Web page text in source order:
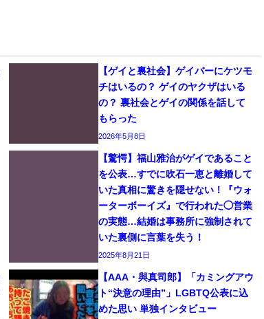
【ゲイと裏社会】ゲイバーにケツモ
チはいるの？ ゲイのヤクザはいる
の？ 裏社会とゲイの関係を話して
もらった
2026年5月8日
【驚愕】福山雅治がゲイであること
を公表…すでに吹石一恵と離婚して
いた真相に驚きを隠せない！『ウォ
ーターボーイズ』で行われた◯営業
の実態…結婚は事務所に強制されて
いた裏側に言葉を失う！
2025年8月21日
【AAA・與真司郎】「カミングアウ
ト“決意の理由”」LGBTQ公表に込
めた思い 単独インタビュー